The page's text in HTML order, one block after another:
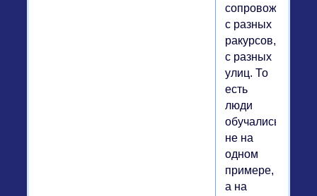
сопровождает,
с разных
ракурсов,
с разных
улиц. То
есть
люди
обучались
не на
одном
примере,
а на